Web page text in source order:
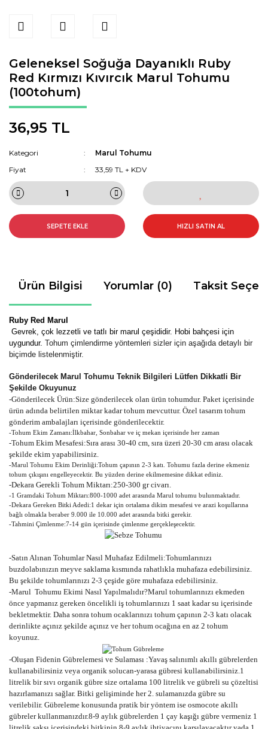
Geleneksel Soğuğa Dayanıklı Ruby
Red Kırmızı Kıvırcık Marul Tohumu
(100tohum)
36,95 TL
Kategori
Marul Tohumu
Fiyat
33,59 TL + KDV
SEPETE EKLE HIZLI SATIN AL
Ürün Bilgisi Yorumlar (0) Taksit
Ruby Red Marul
Gevrek, çok lezzetli ve tatlı bir marul çeşididir. Hobi bahçesi için
uygundur. Tohum çimlendirme yöntemleri sizler için aşağıda detaylı bir
biçimde listelenmiştir.
Gönderilecek Marul Tohumu Teknik Bilgileri Lütfen Dikkatli Bir
Şekilde Okuyunuz
-Gönderilecek Ürün:Size gönderilecek olan ürün tohumdur. Paket içerisinde
ürün adında belirtilen miktar kadar tohum mevcuttur. Özel tasarım tohum
gönderim ambalajları içerisinde gönderilecektir.
-Tohum Ekim Zamanı:İlkbahar, Sonbahar ve iç mekan içerisinde her zaman
-Tohum Ekim Mesafesi:Sıra arası 30-40 cm, sıra üzeri 20-30 cm arası olacak
şekilde ekim yapabilirsiniz.
-Marul Tohumu Ekim Derinliği:Tohum çapının 2-3 katı. Tohumu fazla derine ekmeniz
tohum çıkışını engelleyecektir. Bu yüzden derine ekilmemesine dikkat ediniz.
-Dekara Gerekli Tohum Miktarı:250-300 gr civarı.
-1 Gramdaki Tohum Miktarı:800-1000 adet arasında Marul tohumu bulunmaktadır.
-Dekara Gereken Bitki Adedi:1 dekar için ortalama dikim mesafesi ve arazi koşullarına
bağlı olmakla beraber 9.000 ile 10.000 adet arasında bitki gerekir.
-Tahmini Çimlenme:7-14 gün içerisinde çimlenme gerçekleşecektir.
-Satın Alınan Tohumlar Nasıl Muhafaz Edilmeli:Tohumlarınızı
buzdolabınızın meyve saklama kısmında rahatlıkla muhafaza edebilirsiniz.
Bu şekilde tohumlarınızı 2-3 çeşide göre muhafaza edebilirsiniz.
-Marul Tohumu Ekimi Nasıl Yapılmalıdır?Marul tohumlarınızı ekmeden
önce yapmanız gereken öncelikli iş tohumlarınızı 1 saat kadar su içerisinde
bekletmektir. Daha sonra tohum ocaklarınızı tohum çapının 2-3 katı olacak
derinlikte açınız şekilde açınız ve her tohum ocağına en az 2 tohum
koyunuz.
-Oluşan Fidenin Gübrelemesi ve Sulaması :Yavaş salınımlı akıllı gübrelerden
kullanabilirsiniz veya organik solucan-yarasa gübresi kullanabilirsiniz.1
litrelik bir sıvı organik gübre size ortalama 100 litrelik ve gübreli su çözeltisi
hazırlamanızı sağlar. Bitki gelişiminde her 2. sulamanızda gübre su
verilebilir. Gübreleme konusunda pratik bir yöntem ise osmocote akıllı
gübreler kullanmanızdır.8-9 aylık gübrelerden 1 çay kaşığı gübre vermeniz 1